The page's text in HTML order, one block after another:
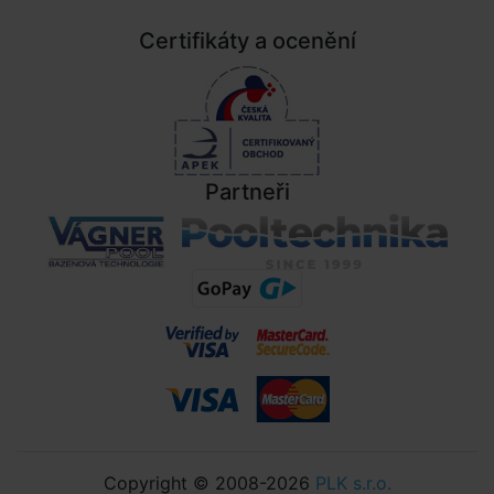
Certifikáty a ocenění
Partneři
Copyright © 2008-2026 PLK s.r.o.